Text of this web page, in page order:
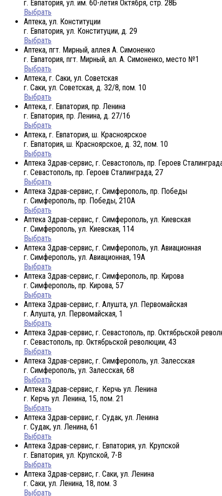
г. Евпатория, ул. им. 60-летия Октября, стр. 28Б
Выбрать
Аптека, ул. Конституции
г. Евпатория, ул. Конституции, д. 29
Выбрать
Аптека, пгт. Мирный, аллея А. Симоненко
г. Евпатория, пгт. Мирный, ал. А. Симоненко, место №1
Выбрать
Аптека, г. Саки, ул. Советская
г. Саки, ул. Советская, д. 32/8, пом. 10
Выбрать
Аптека, г. Евпатория, пр. Ленина
г. Евпатория, пр. Ленина, д. 27/16
Выбрать
Аптека, г. Евпатория, ш. Красноярское
г. Евпатория, ш. Красноярское, д. 32, пом. 10
Выбрать
Аптека Здрав-сервис, г. Севастополь, пр. Героев
г. Севастополь, пр. Героев Сталинграда, 27
Выбрать
Аптека Здрав-сервис, г. Симферополь, пр. Победы
г. Симферополь, пр. Победы, 210A
Выбрать
Аптека Здрав-сервис, г. Симферополь, ул. Киевская
г. Симферополь, ул. Киевская, 114
Выбрать
Аптека Здрав-сервис, г. Симферополь, ул. Авиационная
г. Симферополь, ул. Авиационная, 19А
Выбрать
Аптека Здрав-сервис, г. Симферополь, пр. Кирова
г. Симферополь, пр. Кирова, 57
Выбрать
Аптека Здрав-сервис, г. Алушта, ул. Первомайская
г. Алушта, ул. Первомайская, 1
Выбрать
Аптека Здрав-сервис, г. Севастополь, пр. Октябрьской
г. Севастополь, пр. Октябрьской революции, 43
Выбрать
Аптека Здрав-сервис, г. Симферополь, ул. Залесская
г. Симферополь, ул. Залесская, 68
Выбрать
Аптека Здрав-сервис, г. Керчь ул. Ленина
г. Керчь ул. Ленина, 15, пом. 21
Выбрать
Аптека Здрав-сервис, г. Судак, ул. Ленина
г. Судак, ул. Ленина, 61
Выбрать
Аптека Здрав-сервис, г. Евпатория, ул. Крупской
г. Евпатория, ул. Крупской, 7-В
Выбрать
Аптека Здрав-сервис, г. Саки, ул. Ленина
г. Саки, ул. Ленина, 18, пом. 3
Выбрать